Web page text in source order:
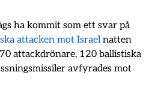
ha kommit som ett svar på
attacken mot Israelnatten
attackdrönare, 120 ballistiska
avfyrades mot